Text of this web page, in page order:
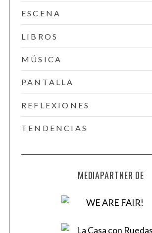
ESCENA
LIBROS
MÚSICA
PANTALLA
REFLEXIONES
TENDENCIAS
MEDIAPARTNER DE